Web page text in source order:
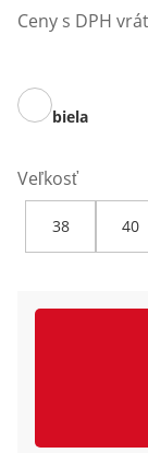
Ceny s DPH
biela
Veľkosť
38 40